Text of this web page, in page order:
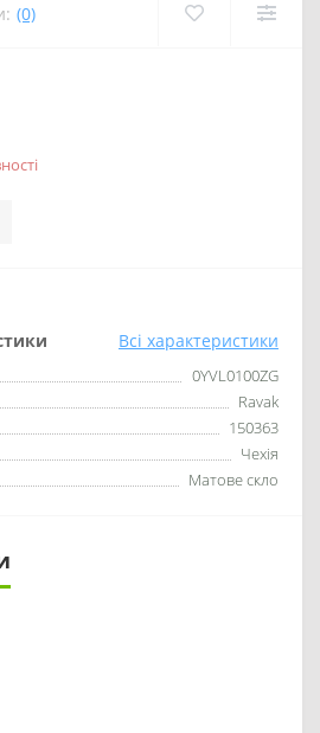
(0)
Всі характеристики
0YVL0100ZG
Ravak
150363
Чехія
Матове скло